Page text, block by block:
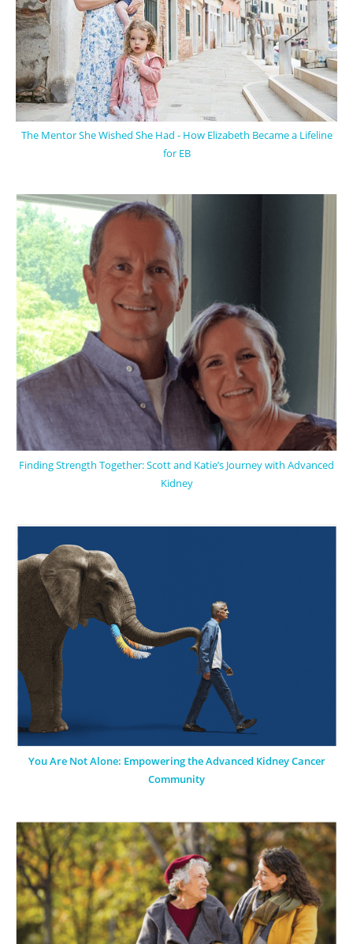
The Mentor She Wished She Had - How Elizabeth Became a Lifeline
for EB
Finding Strength Together: Scott and Katie’s Journey with Advanced
Kidney
You Are Not Alone: Empowering the Advanced Kidney Cancer
Community